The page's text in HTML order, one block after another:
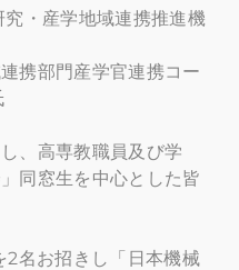
地域連携推進機
産学官連携コー
、高専教職員及び学
同窓生を中心とした皆
2名お招きし「日本機械